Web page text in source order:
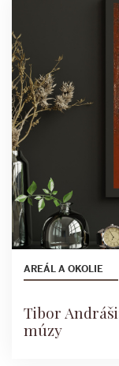
AREÁL A OKOLIE
Tibor
múzy